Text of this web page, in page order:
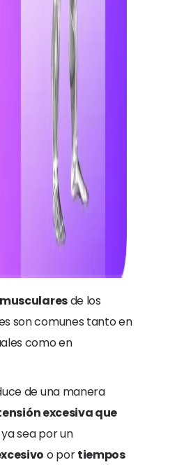
de los
son comunes tanto en
como en
de una manera
excesiva que
ya sea por un
o portiempos